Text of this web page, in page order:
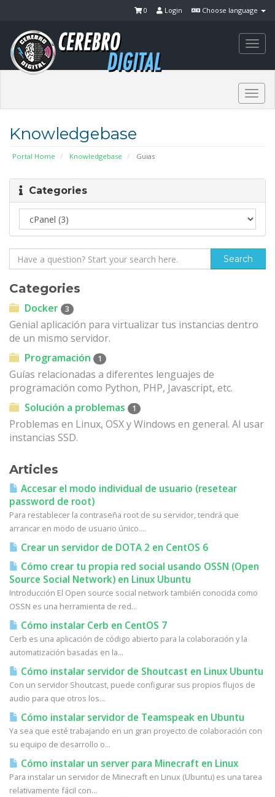
Choose language
Login
0
Knowledgebase
Portal Home Knowledgebase Guias
Categories
Categories
Docker 3
Genial aplicación para virtualizar tus instancias dentro
de un mismo servidor.
Programación
1
Guías relacionadas a diferentes lenguajes de
programación como Python, PHP, Javascript, etc.
Solución a problemas
1
Problemas en Linux, OSX y Windows en general. Al usar
instancias SSD.
Articles
Accesar el modo individual de usuario (resetear
password de root)
Para restablecer la contraseña root de su servidor, tendrá que
arrancar en modo de usuario único....
Crear un servidor de DOTA 2 en CentOS 6
Cómo crear tu propia red social usando OSSN (Open
Source Social Network) en Linux Ubuntu
Introducción El Open source social network también conocida como
OSSN es una herramienta de red...
Cómo instalar Cerb en CentOS 7
Cerb es una aplicación de código abierto para la colaboración y la
automatización basadas en la...
Cómo instalar servidor de Shoutcast en Linux Ubuntu
Con un servidor Shoutcast, puede configurar sus propios flujos de
audio para que otros los...
Cómo instalar servidor de Teamspeak en Ubuntu
Ya sea que esté trabajando en un gran proyecto de colaboración con
su equipo de desarrollo o...
Cómo instalar un server para Minecraft en Linux
Para instalar un servidor de Minecraft en Linux (Ubuntu) es una tarea
relativamente fácil con...